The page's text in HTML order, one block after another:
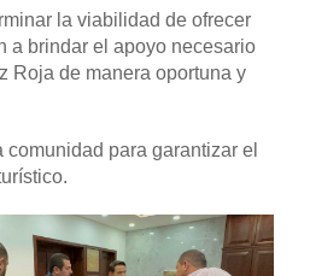
la viabilidad de ofrecer
a brindar el apoyo necesario
Roja de manera oportuna y
para garantizar el